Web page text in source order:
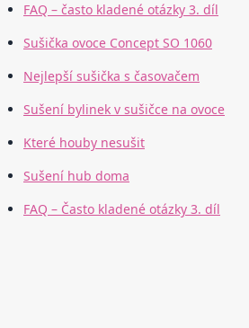
FAQ – často kladené otázky 3. díl
Sušička ovoce Concept SO 1060
Nejlepší sušička s časovačem
Sušení bylinek v sušičce na ovoce
Které houby nesušit
Sušení hub doma
FAQ – Často kladené otázky 3. díl